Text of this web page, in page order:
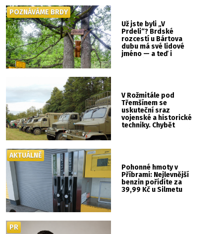
Už jste byli „V
Prdeli“? Brdské
rozcestí u Bártova
dubu má své lidové
jméno — a teď i
POZNÁVÁME BRDY
V Rožmitále pod
Třemšínem se
uskuteční sraz
vojenské a historické
techniky. Chybět
Pohonné hmoty v
Příbrami: Nejlevnější
benzin pořídíte za
39,99 Kč u Silmetu
AKTUÁLNĚ
PR